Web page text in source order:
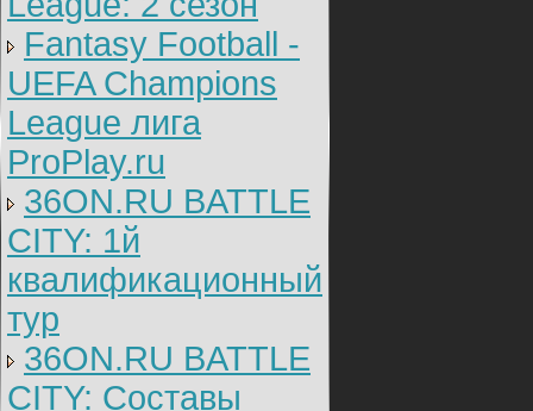
Fantasy Football -
UEFA Champions
League лига
ProPlay.ru
36ON.RU BATTLE
CITY: 1й
квалификационный
тур
36ON.RU BATTLE
CITY: Составы